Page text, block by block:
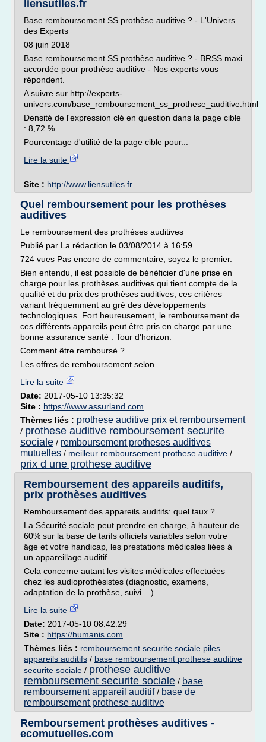
liensutiles.fr
Base remboursement SS prothèse auditive ? - L'Univers
des Experts
08 juin 2018
Base remboursement SS prothèse auditive ? - BRSS maxi
accordée pour prothèse auditive - Nos experts vous
répondent.
A suivre sur http://experts-
univers.com/base_remboursement_ss_prothese_auditive.html
Densité de l'expression clé en question dans la page cible
: 8,72 %
Pourcentage d'utilité de la page cible pour...
Lire la suite
Site : http://www.liensutiles.fr
Quel remboursement pour les prothèses
auditives
Le remboursement des prothèses auditives
Publié par La rédaction le 03/08/2014 à 16:59
724 vues Pas encore de commentaire, soyez le premier.
Bien entendu, il est possible de bénéficier d'une prise en
charge pour les prothèses auditives qui tient compte de la
qualité et du prix des prothèses auditives, ces critères
variant fréquemment au gré des développements
technologiques. Fort heureusement, le remboursement de
ces différents appareils peut être pris en charge par une
bonne assurance santé . Tour d'horizon.
Comment être remboursé ?
Les offres de remboursement selon...
Lire la suite
Date: 2017-05-10 13:35:32
Site : https://www.assurland.com
Thèmes liés : prothese auditive prix et remboursement
/ prothese auditive remboursement securite
sociale / remboursement protheses auditives
mutuelles / meilleur remboursement prothese auditive /
prix d une prothese auditive
Remboursement des appareils auditifs,
prix prothèses auditives
Remboursement des appareils auditifs: quel taux ?
La Sécurité sociale peut prendre en charge, à hauteur de
60% sur la base de tarifs officiels variables selon votre
âge et votre handicap, les prestations médicales liées à
un appareillage auditif.
Cela concerne autant les visites médicales effectuées
chez les audioprothésistes (diagnostic, examens,
adaptation de la prothèse, suivi ...)...
Lire la suite
Date: 2017-05-10 08:42:29
Site : https://humanis.com
Thèmes liés : remboursement securite sociale piles
appareils auditifs / base remboursement prothese auditive
securite sociale / prothese auditive
remboursement securite sociale / base
remboursement appareil auditif/ base de
remboursement prothese auditive
Remboursement prothèses auditives -
ecomutuelles.com